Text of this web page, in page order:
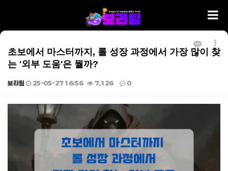
초보에서 마스터까지, 롤 성장 과정에서 가장 많이 찾
는 '외부 도움'은 뭘까?
보라팀 25-05-27 16:56 7,126 0